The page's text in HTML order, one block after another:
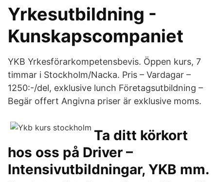
Yrkesutbildning -
Kunskapscompaniet
YKB Yrkesförarkompetensbevis. Öppen kurs, 7
timmar i Stockholm/Nacka. Pris – Vardagar –
1250:-/del, exklusive lunch Företagsutbildning –
Begär offert Angivna priser är exklusive moms.
Ta ditt körkort
hos oss på Driver –
Intensivutbildningar, YKB mm.